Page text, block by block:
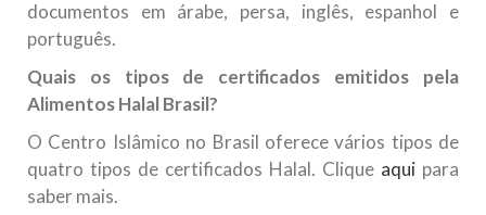
documentos em árabe, persa, inglês, espanhol e
português.
Quais os tipos de certificados emitidos pela
Alimentos Halal Brasil?
O Centro Islâmico no Brasil oferece vários tipos de
quatro tipos de certificados Halal. Clique aqui para
saber mais.